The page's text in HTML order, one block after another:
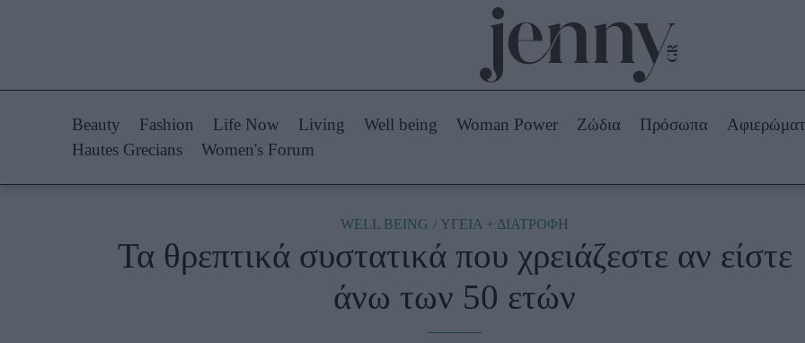
Styling Tips
Fashion News
Beauty -
Ομορφιά
Skincare
Μακιγιάζ
Woman Power Πρόσωπα Ζώδια
Beauty Fashion Life Now Living Well being Woman Power Ζώδια Πρόσωπα
Hautes Grecians
Women's Forum
WELL BEING ΥΓΕΙΑ + ΔΙΑΤΡΟΦΗ
Τα θρεπτικά συστατικά που χρειάζεστε αν είστε
άνω των 50 ετών